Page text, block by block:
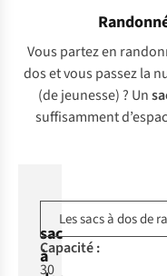
Vous partez en
dos et vous passez la
(de jeunesse) ? Un
suffisamment
sac
à
Capacité:
30
Les sacs à dos de